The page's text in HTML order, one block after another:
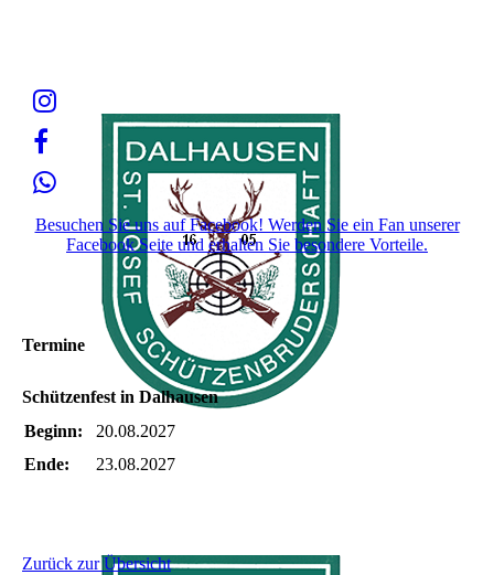
Besuchen Sie uns auf Facebook! Werden Sie ein Fan unserer
Facebook Seite und erhalten Sie besondere Vorteile.
Termine
Schützenfest in Dalhausen
Beginn:
20.08.2027
Ende:
23.08.2027
Zurück zur Übersicht